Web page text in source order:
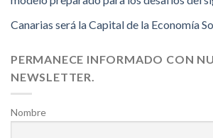
Canarias será la Capital de la Economía
PERMANECE INFORMADO CON
NEWSLETTER.
Nombre